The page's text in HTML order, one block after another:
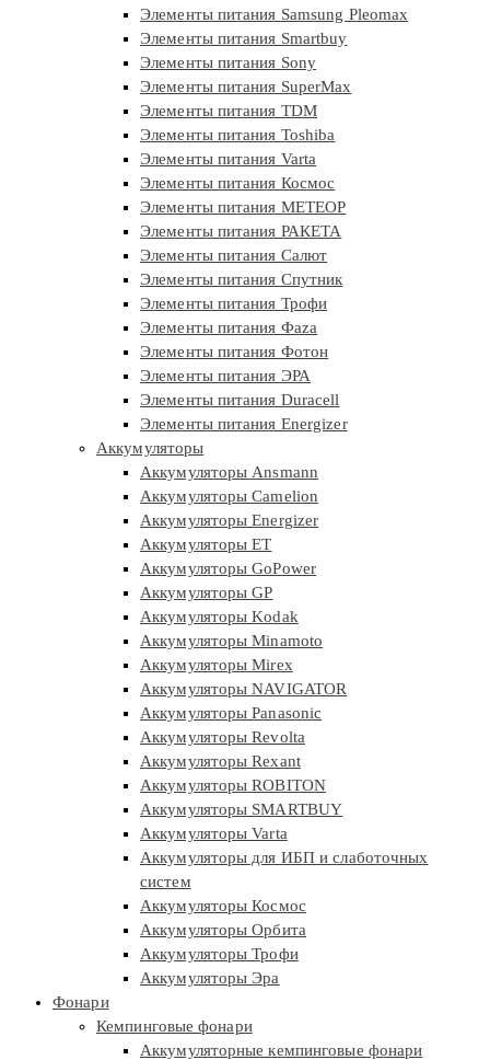
Элементы питания Samsung Pleomax
Элементы питания Smartbuy
Элементы питания Sony
Элементы питания SuperMax
Элементы питания TDM
Элементы питания Toshiba
Элементы питания Varta
Элементы питания Космос
Элементы питания МЕТЕОР
Элементы питания РАКЕТА
Элементы питания Салют
Элементы питания Спутник
Элементы питания Трофи
Элементы питания Фaza
Элементы питания Фотон
Элементы питания ЭРА
Элементы питания Duracell
Элементы питания Energizer
Аккумуляторы
Аккумуляторы Ansmann
Аккумуляторы Camelion
Аккумуляторы Energizer
Аккумуляторы ET
Аккумуляторы GoPower
Аккумуляторы GP
Аккумуляторы Kodak
Аккумуляторы Minamoto
Аккумуляторы Mirex
Аккумуляторы NAVIGATOR
Аккумуляторы Panasonic
Аккумуляторы Revolta
Аккумуляторы Rexant
Аккумуляторы ROBITON
Аккумуляторы SMARTBUY
Аккумуляторы Varta
Аккумуляторы для ИБП и слаботочных
систем
Аккумуляторы Космос
Аккумуляторы Орбита
Аккумуляторы Трофи
Аккумуляторы Эра
Фонари
Кемпинговые фонари
Аккумуляторные кемпинговые фонари